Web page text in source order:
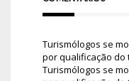
Turismólogos se
por qualificação
Turismólogos se